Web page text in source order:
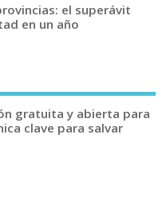
el superávit
en un año
gratuita y abierta para
clave para salvar